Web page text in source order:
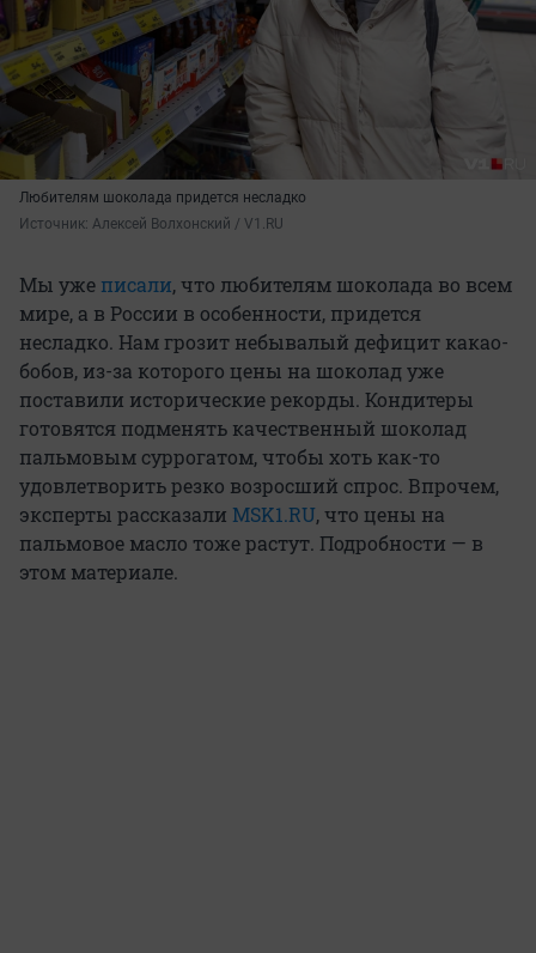
Любителям шоколада придется несладко
Источник: Алексей Волхонский / V1.RU
Мы уже писали, что любителям шоколада во всем
мире, а в России в особенности, придется
несладко. Нам грозит небывалый дефицит какао-
бобов, из-за которого цены на шоколад уже
поставили исторические рекорды. Кондитеры
готовятся подменять качественный шоколад
пальмовым суррогатом, чтобы хоть как-то
удовлетворить резко возросший спрос. Впрочем,
эксперты рассказали MSK1.RU, что цены на
пальмовое масло тоже растут. Подробности — в
этом материале.